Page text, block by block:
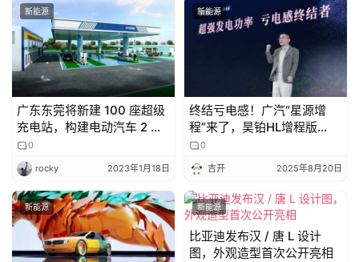
新能源
广东东莞将新建 100 座超级
充电站，构建电动汽车 2 公
里充电全覆盖体系
0
rocky 2023年1月18日
新能源
终结亏电感！广汽“星源增
程”来了，昊铂HL增程版
26.98万起
0
吉开 2025年8月20日
新能源 新能源
比亚迪发布汉 / 唐 L 设计
图，外观造型首次公开亮相